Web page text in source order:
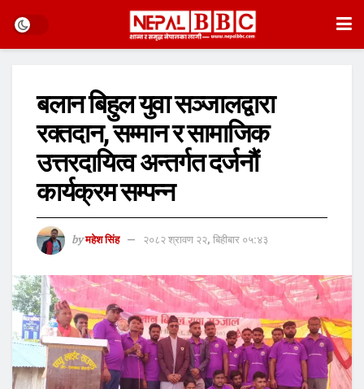
बलान बिहुल युवा सञ्जालद्वारा
रक्तदान, सम्मान र सामाजिक
उत्तरदायित्व अन्तर्गत दर्जनौं
कार्यक्रम सम्पन्न
by महेश सिंह २०८२ श्रावण २२, बिहीबार ०५:४३